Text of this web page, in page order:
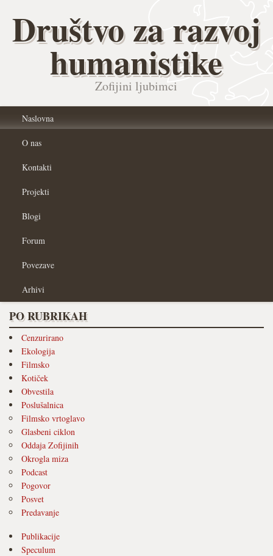
Društvo za razvoj
humanistike
Zofijini ljubimci
Naslovna
O nas
Kontakti
Projekti
Blogi
Forum
Povezave
Arhivi
PO RUBRIKAH
Cenzurirano
Ekologija
Filmsko
Kotiček
Obvestila
Poslušalnica
Filmsko vrtoglavo
Glasbeni ciklon
Oddaja Zofijinih
Okrogla miza
Podcast
Pogovor
Posvet
Predavanje
Publikacije
Speculum